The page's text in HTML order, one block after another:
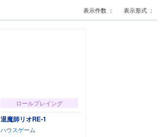
表示形式 ：
表示件数 ：
ロールプレイング
退魔師リオRE-1
ハウスゲーム